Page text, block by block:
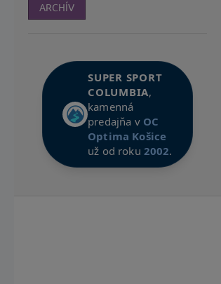
ARCHÍV
SUPER SPORT
COLUMBIA,
kamenná
predajňa v OC
Optima Košice
už od roku 2002.